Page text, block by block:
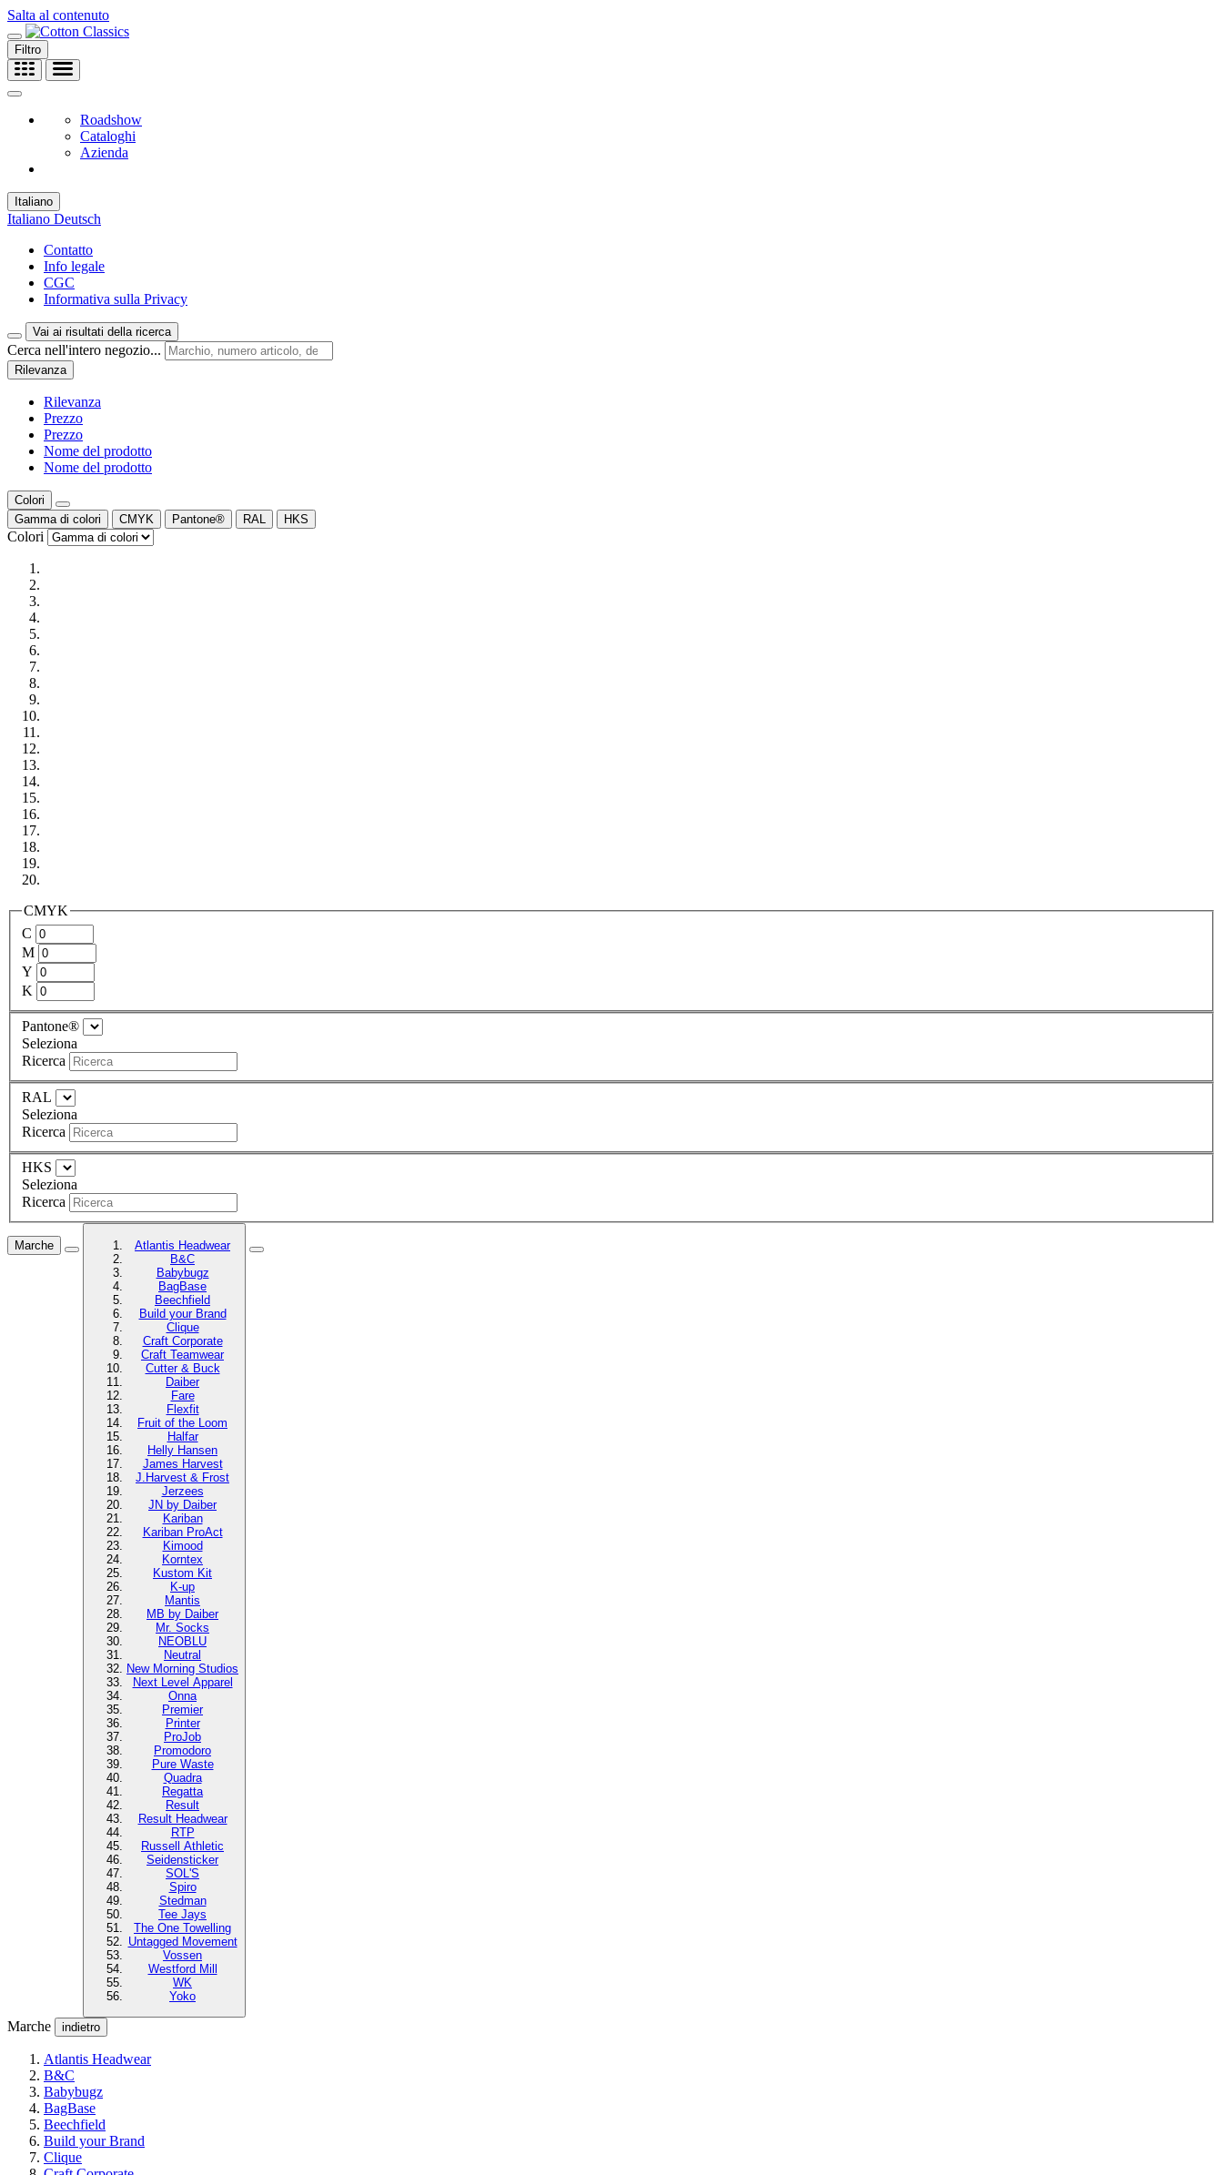
Salta al contenuto
Filtro
Roadshow
Cataloghi
Azienda
Italiano
Italiano Deutsch
Contatto
Info legale
CGC
Informativa sulla Privacy
Vai ai risultati della ricerca
Cerca nell'intero negozio...
Rilevanza
Rilevanza
Prezzo
Prezzo
Nome del prodotto
Nome del prodotto
Colori
Gamma di colori
CMYK Pantone® RAL HKS
Colori
CMYK
C
M
Y
K
Pantone®
Seleziona
Ricerca
RAL
Seleziona
Ricerca
HKS
Seleziona
Ricerca
Marche
Atlantis Headwear
B&C
Babybugz
BagBase
Beechfield
Build your Brand
Clique
Craft Corporate
Craft Teamwear
Cutter & Buck
Daiber
Fare
Flexfit
Fruit of the Loom
Halfar
Helly Hansen
James Harvest
J.Harvest & Frost
Jerzees
JN by Daiber
Kariban
Kariban ProAct
Kimood
Korntex
Kustom Kit
K-up
Mantis
MB by Daiber
Mr. Socks
NEOBLU
Neutral
New Morning Studios
Next Level Apparel
Onna
Premier
Printer
ProJob
Promodoro
Pure Waste
Quadra
Regatta
Result
Result Headwear
RTP
Russell Athletic
Seidensticker
SOL'S
Spiro
Stedman
Tee Jays
The One Towelling
Untagged Movement
Vossen
Westford Mill
WK
Yoko
Marche indietro
Atlantis Headwear
B&C
Babybugz
BagBase
Beechfield
Build your Brand
Clique